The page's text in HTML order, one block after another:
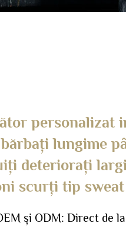
personalizat
lungime
deteriorați
scurți tip
și ODM: Direct de